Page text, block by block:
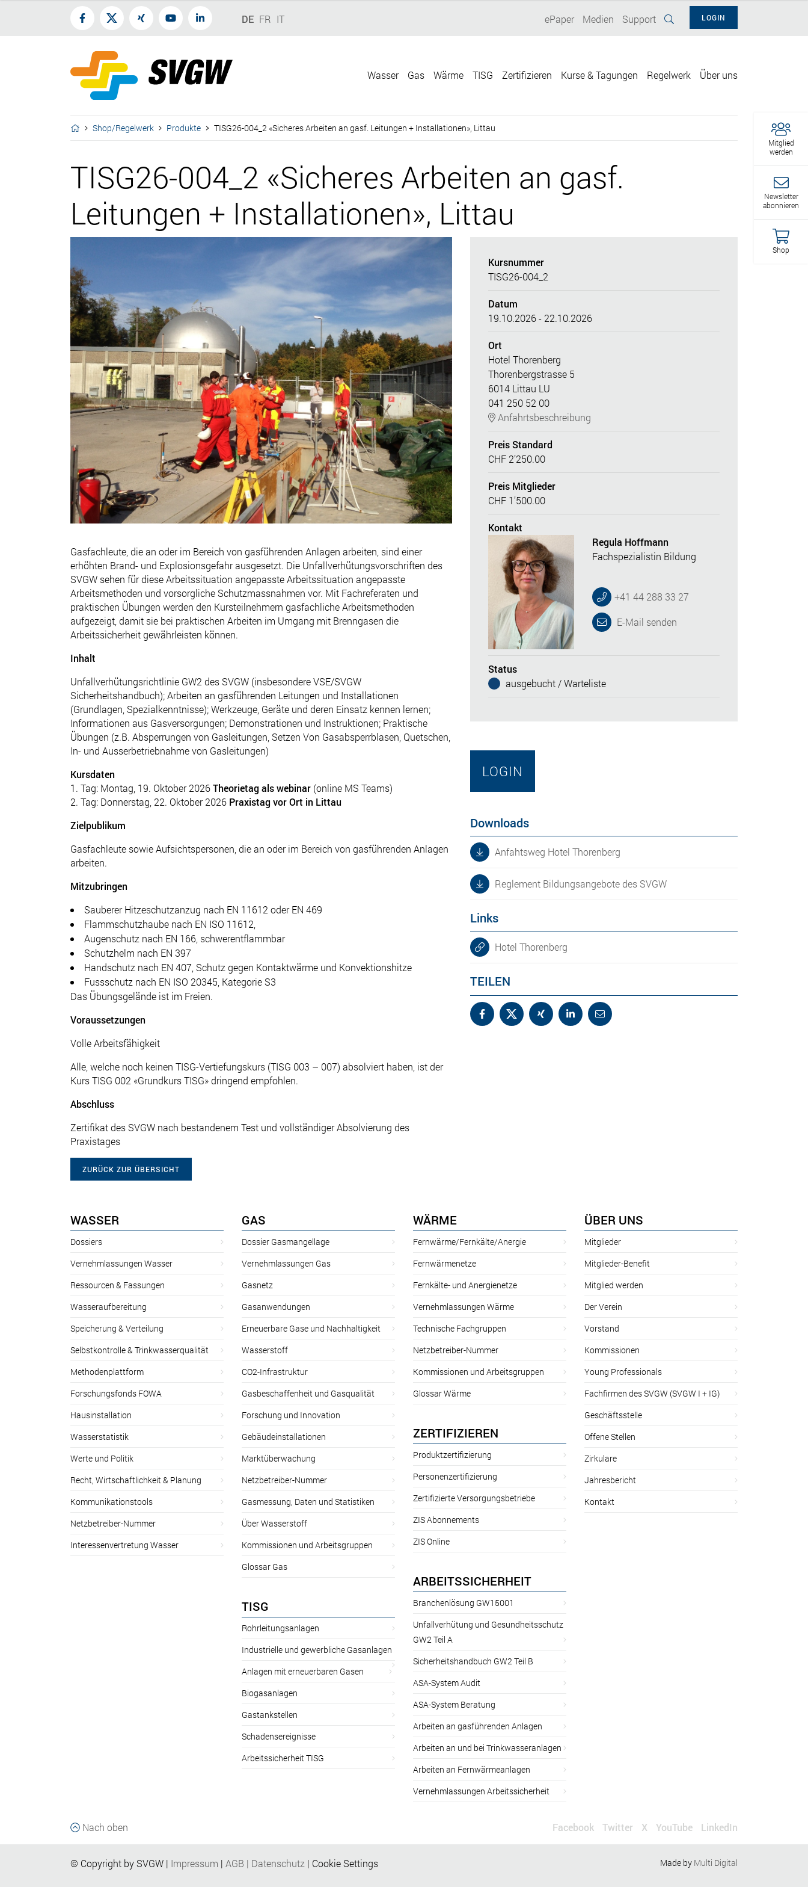
Mitglied
werden
Newsletter
abonnieren
Shop
DE FR IT LOGIN
ePaper Medien Support
Wasser Gas Wärme TISG Zertifizieren Kurse & Tagungen Regelwerk Über uns
Shop/Regelwerk Produkte TISG26-004_2 «Sicheres Arbeiten an gasf. Leitungen + Installationen», Littau
TISG26-004_2 «Sicheres Arbeiten an gasf.
Leitungen + Installationen», Littau
Gasfachleute, die an oder im Bereich von gasführenden Anlagen arbeiten, sind einer
erhöhten Brand- und Explosionsgefahr ausgesetzt. Die Unfallverhütungsvorschriften des
SVGW sehen für diese Arbeitssituation angepasste Arbeitssituation angepasste
Arbeitsmethoden und vorsorgliche Schutzmassnahmen vor. Mit Fachreferaten und
praktischen Übungen werden den Kursteilnehmern gasfachliche Arbeitsmethoden
aufgezeigt, damit sie bei praktischen Arbeiten im Umgang mit Brenngasen die
Arbeitssicherheit gewährleisten können.
Inhalt
Unfallverhütungsrichtlinie GW2 des SVGW (insbesondere VSE/SVGW
Sicherheitshandbuch); Arbeiten an gasführenden Leitungen und Installationen
(Grundlagen, Spezialkenntnisse); Werkzeuge, Geräte und deren Einsatz kennen lernen;
Informationen aus Gasversorgungen; Demonstrationen und Instruktionen; Praktische
Übungen (z.B. Absperrungen von Gasleitungen, Setzen Von Gasabsperrblasen, Quetschen,
In- und Ausserbetriebnahme von Gasleitungen)
Kursdaten
1. Tag: Montag, 19. Oktober 2026Theorietag als webinar (online MS Teams)
2. Tag: Donnerstag, 22. Oktober 2026 Praxistag vor Ort in Littau
Zielpublikum
Gasfachleute sowie Aufsichtspersonen, die an oder im Bereich von gasführenden Anlagen
arbeiten.
Mitzubringen
Sauberer Hitzeschutzanzug nach EN 11612 oder EN 469
Flammschutzhaube nach EN ISO 11612,
Augenschutz nach EN 166, schwerentflammbar
Schutzhelm nach EN 397
Handschutz nach EN 407, Schutz gegen Kontaktwärme und Konvektionshitze
Fussschutz nach EN ISO 20345, Kategorie S3
Das Übungsgelände ist im Freien.
Voraussetzungen
Volle Arbeitsfähigkeit
Alle, welche noch keinen TISG-Vertiefungskurs (TISG 003 – 007) absolviert haben, ist der
Kurs TISG 002 «Grundkurs TISG» dringend empfohlen.
Abschluss
Zertifikat des SVGW nach bestandenem Test und vollständiger Absolvierung des
Praxistages
ZURÜCK ZUR ÜBERSICHT
Kursnummer
TISG26-004_2
Datum
19.10.2026 - 22.10.2026
Ort
Hotel Thorenberg
Thorenbergstrasse 5
6014 Littau LU
041 250 52 00
Anfahrtsbeschreibung
Preis Standard
CHF 2’250.00
Preis Mitglieder
CHF 1’500.00
Kontakt
Regula Hoffmann
Fachspezialistin Bildung
+41 44 288 33 27
E-Mail senden
Status
ausgebucht / Warteliste
LOGIN
Downloads
Anfahtsweg Hotel Thorenberg
Reglement Bildungsangebote des SVGW
Links
Hotel Thorenberg
TEILEN
WASSER
Dossiers
Vernehmlassungen Wasser
Ressourcen & Fassungen
Wasseraufbereitung
Speicherung & Verteilung
Selbstkontrolle & Trinkwasserqualität
Methodenplattform
Forschungsfonds FOWA
Hausinstallation
Wasserstatistik
Werte und Politik
Recht, Wirtschaftlichkeit & Planung
Kommunikationstools
Netzbetreiber-Nummer
Interessenvertretung Wasser
GAS
Dossier Gasmangellage
Vernehmlassungen Gas
Gasnetz
Gasanwendungen
Erneuerbare Gase und Nachhaltigkeit
Wasserstoff
CO2-Infrastruktur
Gasbeschaffenheit und Gasqualität
Forschung und Innovation
Gebäudeinstallationen
Marktüberwachung
Netzbetreiber-Nummer
Gasmessung, Daten und Statistiken
Über Wasserstoff
Kommissionen und Arbeitsgruppen
Glossar Gas
TISG
Rohrleitungsanlagen
Industrielle und gewerbliche Gasanlagen
Anlagen mit erneuerbaren Gasen
Biogasanlagen
Gastankstellen
Schadensereignisse
Arbeitssicherheit TISG
WÄRME
Fernwärme/Fernkälte/Anergie
Fernwärmenetze
Fernkälte- und Anergienetze
Vernehmlassungen Wärme
Technische Fachgruppen
Netzbetreiber-Nummer
Kommissionen und Arbeitsgruppen
Glossar Wärme
ZERTIFIZIEREN
Produktzertifizierung
Personenzertifizierung
Zertifizierte Versorgungsbetriebe
ZIS Abonnements
ZIS Online
ARBEITSSICHERHEIT
Branchenlösung GW15001
Unfallverhütung und Gesundheitsschutz
GW2 Teil A
Sicherheitshandbuch GW2 Teil B
ASA-System Audit
ASA-System Beratung
Arbeiten an gasführenden Anlagen
Arbeiten an und bei Trinkwasseranlagen
Arbeiten an Fernwärmeanlagen
Vernehmlassungen Arbeitssicherheit
ÜBER UNS
Mitglieder
Mitglieder-Benefit
Mitglied werden
Der Verein
Vorstand
Kommissionen
Young Professionals
Fachfirmen des SVGW (SVGW I + IG)
Geschäftsstelle
Offene Stellen
Zirkulare
Jahresbericht
Kontakt
Nach oben Facebook Twitter X YouTube LinkedIn
© Copyright by SVGW | Impressum | AGB | Datenschutz | Cookie Settings Made by Multi Digital